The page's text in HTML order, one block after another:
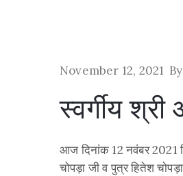
November 12, 2021 By
स्वर्गीय
आज दिनांक 12 नवंबर 2021
चोपड़ा जी व पुत्र हितेश